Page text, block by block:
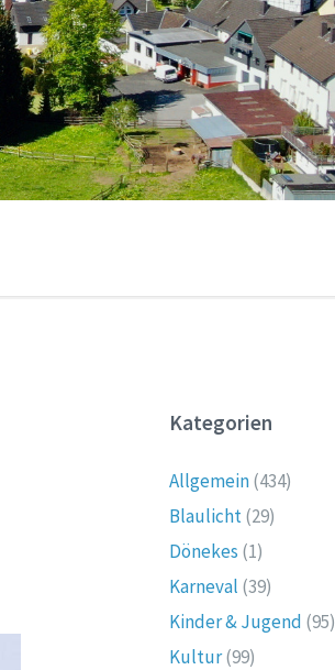
Kategorien
Allgemein(434)
Blaulicht(29)
Dönekes (1)
Karneval (39)
Kinder & Jugend (95)
Kultur(99)